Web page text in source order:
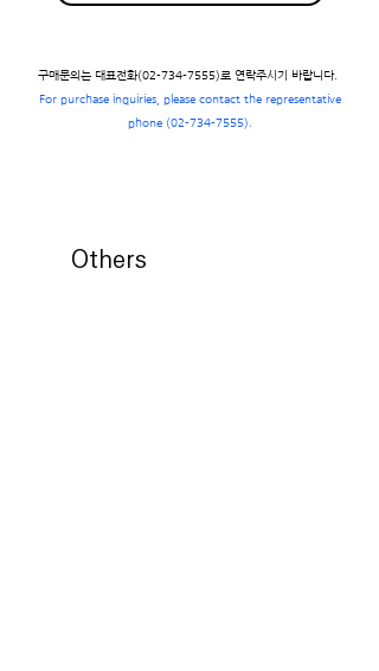
구매문의는 대표전화(02-734-7555)로 연락주시기 바랍니다.
For purchase inquiries, please contact the representative
phone (02-734-7555)
Others